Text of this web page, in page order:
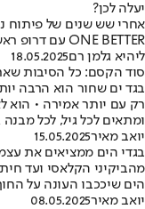
יעלה לכן?
ONE BETTER עם דרופ ראשון בקטגוריית ריזורט • כך זה נראה
ליהיא גלמן רם18.05.2025
סוד הקסם: כל הסיבות
בגד ים שחור הוא הרבה
רק עם יותר אמירה • הוא
ומתאים לכל גיל, לכל מבנה
יואב מאיר15.05.2025
בגדי הים ממציאים את
מהביקיני הקלאסי ועד
הים שיככבו העונה על
יואב מאיר08.05.2025